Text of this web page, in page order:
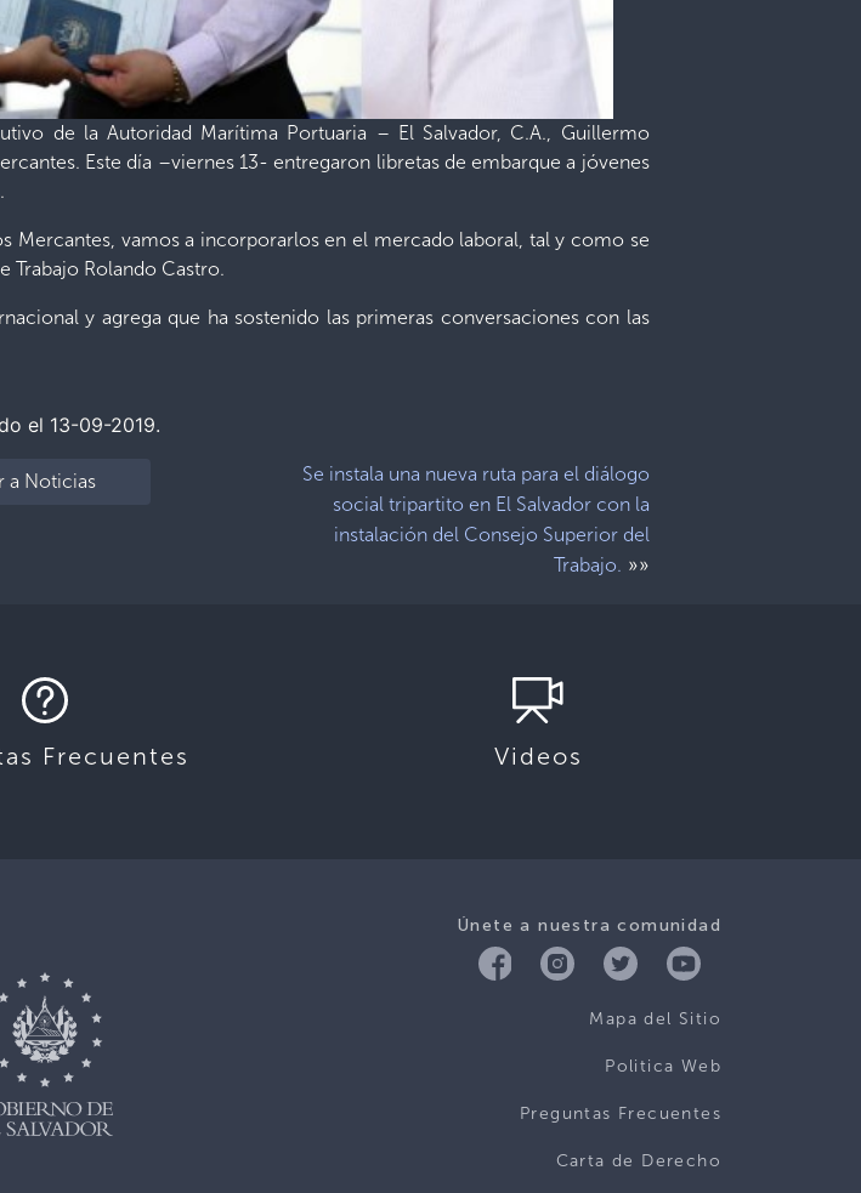
de la Autoridad Marítima Portuaria – El Salvador, C.A., Guillermo
Este día –viernes 13- entregaron libretas de embarque a jóvenes
Mercantes, vamos a incorporarlos en el mercado laboral, tal y como se
Trabajo Rolando Castro.
y agrega que ha sostenido las primeras conversaciones con las
el 13-09-2019.
a Noticias
Se instala una nueva ruta para el diálogo
social tripartito en El Salvador con la
instalación del Consejo Superior del
Trabajo. »»
Frecuentes Videos
Únete a nuestra comunidad
Mapa del Sitio
Politica Web
Preguntas Frecuentes
Carta de Derecho